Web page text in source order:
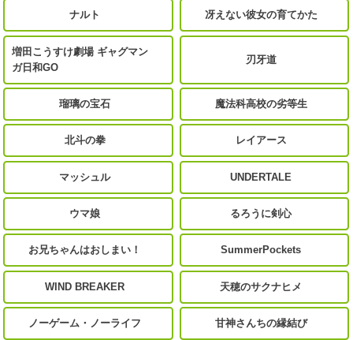
ナルト 冴えない彼女の育てかた
増田こうすけ劇場 ギャグマン
ガ日和GO
刃牙道
瑠璃の宝石 魔法科高校の劣等生
北斗の拳 レイアース
マッシュル UNDERTALE
ウマ娘 るろうに剣心
お兄ちゃんはおしまい！ SummerPockets
WIND BREAKER 天穂のサクナヒメ
ノーゲーム・ノーライフ 甘神さんちの縁結び